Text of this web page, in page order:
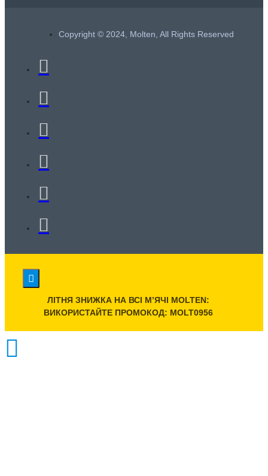
Copyright © 2024, Molten, All Rights Reserved
ЛІТНЯ ЗНИЖКА НА ВСІ МʼЯЧІ MOLTEN:
ВИКОРИСТАЙТЕ ПРОМОКОД: MOLT0956